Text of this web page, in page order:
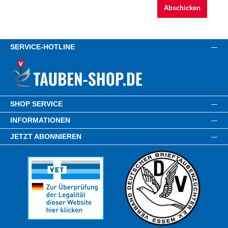
Abschicken
SERVICE-HOTLINE
SHOP SERVICE
INFORMATIONEN
JETZT ABONNIEREN